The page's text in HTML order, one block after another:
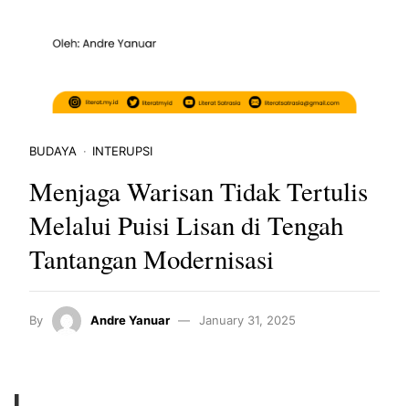
BUDAYA INTERUPSI
Menjaga Warisan Tidak Tertulis
Melalui Puisi Lisan di Tengah
Tantangan Modernisasi
By Andre Yanuar January 31, 2025